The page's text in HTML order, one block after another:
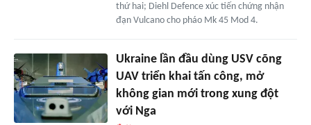
thứ hai; Diehl Defence xúc tiến chứng nhận
đạn Vulcano cho pháo Mk 45 Mod 4.
Ukraine lần đầu dùng USV cõng
UAV triển khai tấn công, mở
không gian mới trong xung đột
với Nga